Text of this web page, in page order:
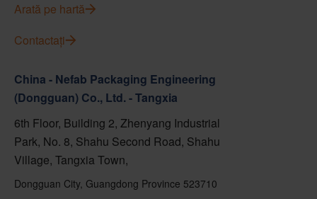
Arată pe hartă
Contactați
China - Nefab Packaging Engineering
(Dongguan) Co., Ltd. - Tangxia
6th Floor, Building 2, Zhenyang Industrial
Park, No. 8, Shahu Second Road, Shahu
Village, Tangxia Town,
Dongguan City, Guangdong Province 523710